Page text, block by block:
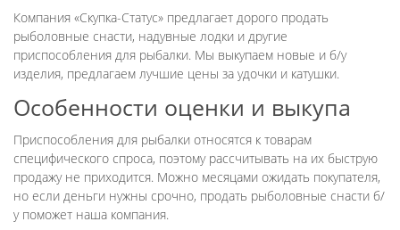
Компания «Скупка-Статус» предлагает дорого продать
рыболовные снасти, надувные лодки и другие
приспособления для рыбалки. Мы выкупаем новые и б/у
изделия, предлагаем лучшие цены за удочки и катушки.
Особенности оценки и выкупа
Приспособления для рыбалки относятся к товарам
специфического спроса, поэтому рассчитывать на их быструю
продажу не приходится. Можно месяцами ожидать покупателя,
но если деньги нужны срочно, продать рыболовные снасти б/
у поможет наша компания.